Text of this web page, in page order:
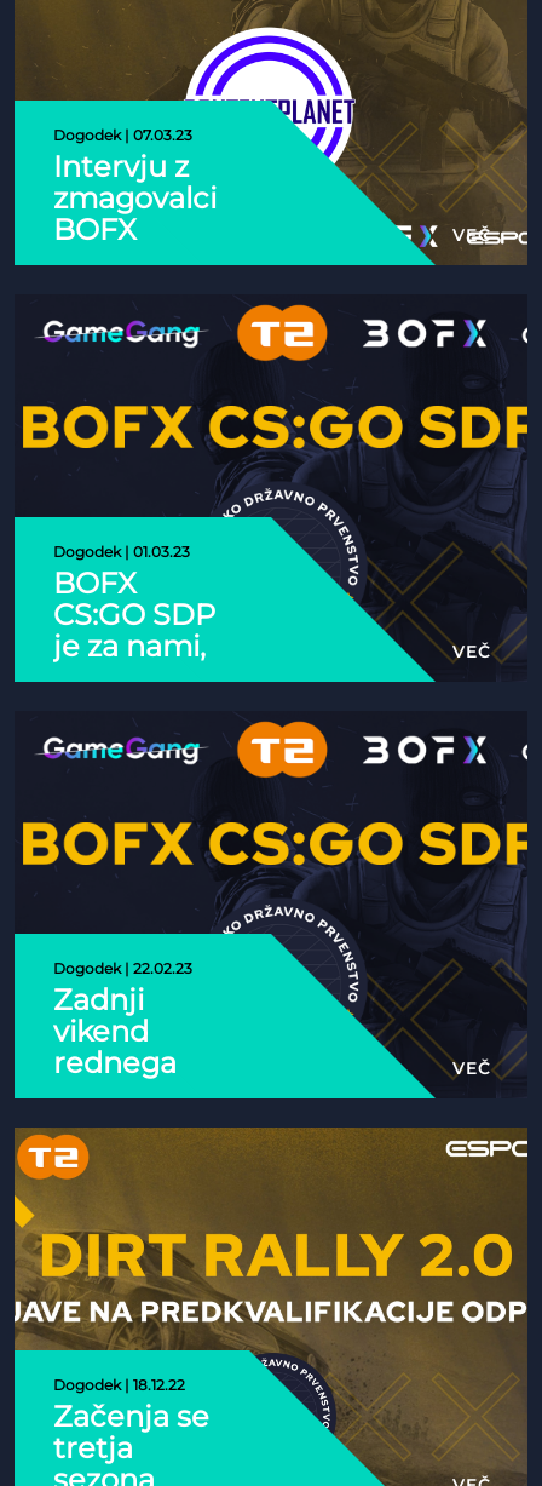
Dogodek | 07.03.23
Intervju z
zmagovalci
BOFX
CS:GO SDP
Contentplanet
VEČ
Dogodek | 01.03.23
BOFX
CS:GO SDP
je za nami,
Contentplanet
maščeval
Volkovom v
VEČ
Dogodek | 22.02.23
Zadnji
vikend
rednega
dela BOFX
CS:GO SDP
je za nami,
Contentplanet
doživel svoj
prvi poraz
VEČ
Dogodek | 18.12.22
Začenja se
tretja
Politika Piškotkov
Uporabljamo lastne piškotke in tudi piškotke tretjih
oseb, za posamezne in ponavljajoče se seje, da bi
omogočili enostavno in varno navigacijo po naši
spletni strani za naše uporabnike.
Hkrati uporabljamo piškotke za merjenje in
pridobivanje statističnih podatkov o navigaciji
in sprejmete ter spremenite svoje možnosti
soglasja. Več informacij o naši politiki piškotkov
lahko preberete TUKAJ .
ZAVRNI SPREJMI